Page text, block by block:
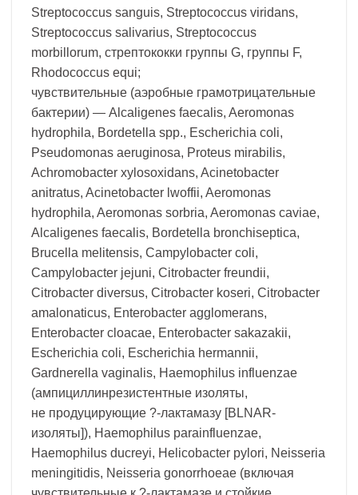
Streptococcus sanguis, Streptococcus viridans,
Streptococcus salivarius, Streptococcus
morbillorum, стрептококки группы G, группы F,
Rhodococcus equi;
чувствительные (аэробные грамотрицательные
бактерии) — Alcaligenes faecalis, Aeromonas
hydrophila, Bordetella spp., Escherichia coli,
Pseudomonas aeruginosa, Proteus mirabilis,
Achromobacter xylosoxidans, Acinetobacter
anitratus, Acinetobacter lwoffii, Aeromonas
hydrophila, Aeromonas sorbria, Aeromonas caviae,
Alcaligenes faecalis, Bordetella bronchiseptica,
Brucella melitensis, Campylobacter coli,
Campylobacter jejuni, Citrobacter freundii,
Citrobacter diversus, Citrobacter koseri, Citrobacter
amalonaticus, Enterobacter agglomerans,
Enterobacter cloacae, Enterobacter sakazakii,
Escherichia coli, Escherichia hermannii,
Gardnerella vaginalis, Haemophilus influenzae
(ампициллинрезистентные изоляты,
не продуцирующие ?-лактамазу [BLNAR-
изоляты]), Haemophilus parainfluenzae,
Haemophilus ducreyi, Helicobacter pylori, Neisseria
meningitidis, Neisseria gonorrhoeae (включая